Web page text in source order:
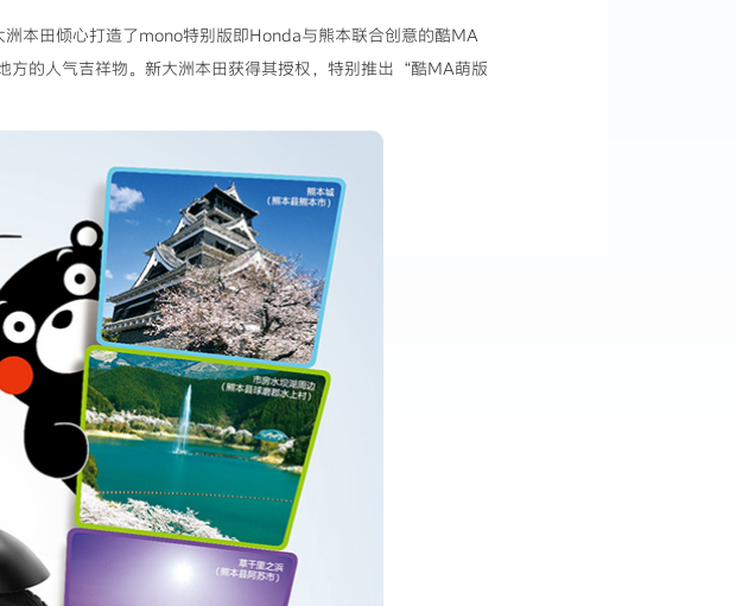
本田倾心打造了mono特别版即Honda与熊本联合创意的酷MA
方的人气吉祥物。新大洲本田获得其授权，特别推出“酷MA萌版